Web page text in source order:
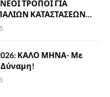
ΤΡΟΠΟΙ ΓΙΑ
ΚΑΤΑΣΤΑΣΕΩΝ…
ΚΑΛΟ ΜΗΝΑ- Με
Δύναμη!